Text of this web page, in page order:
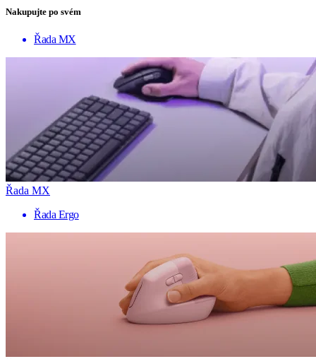
Nakupujte po svém
Řada MX
Řada MX
Řada Ergo